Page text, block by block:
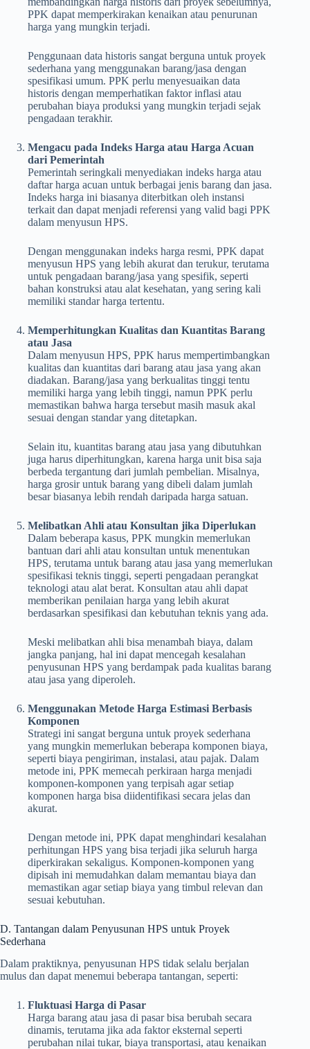
PPK dapat memperkirakan kenaikan atau penurunan
harga yang mungkin terjadi.
Penggunaan data historis sangat berguna untuk proyek
sederhana yang menggunakan barang/jasa dengan
spesifikasi umum. PPK perlu menyesuaikan data
historis dengan memperhatikan faktor inflasi atau
perubahan biaya produksi yang mungkin terjadi sejak
pengadaan terakhir.
Mengacu pada Indeks Harga atau Harga Acuan
dari Pemerintah
Pemerintah seringkali menyediakan indeks harga atau
daftar harga acuan untuk berbagai jenis barang dan jasa.
Indeks harga ini biasanya diterbitkan oleh instansi
terkait dan dapat menjadi referensi yang valid bagi PPK
dalam menyusun HPS.
Dengan menggunakan indeks harga resmi, PPK dapat
menyusun HPS yang lebih akurat dan terukur, terutama
untuk pengadaan barang/jasa yang spesifik, seperti
bahan konstruksi atau alat kesehatan, yang sering kali
memiliki standar harga tertentu.
Memperhitungkan Kualitas dan Kuantitas Barang
atau Jasa
Dalam menyusun HPS, PPK harus mempertimbangkan
kualitas dan kuantitas dari barang atau jasa yang akan
diadakan. Barang/jasa yang berkualitas tinggi tentu
memiliki harga yang lebih tinggi, namun PPK perlu
memastikan bahwa harga tersebut masih masuk akal
sesuai dengan standar yang ditetapkan.
Selain itu, kuantitas barang atau jasa yang dibutuhkan
juga harus diperhitungkan, karena harga unit bisa saja
berbeda tergantung dari jumlah pembelian. Misalnya,
harga grosir untuk barang yang dibeli dalam jumlah
besar biasanya lebih rendah daripada harga satuan.
Melibatkan Ahli atau Konsultan jika Diperlukan
Dalam beberapa kasus, PPK mungkin memerlukan
bantuan dari ahli atau konsultan untuk menentukan
HPS, terutama untuk barang atau jasa yang memerlukan
spesifikasi teknis tinggi, seperti pengadaan perangkat
teknologi atau alat berat. Konsultan atau ahli dapat
memberikan penilaian harga yang lebih akurat
berdasarkan spesifikasi dan kebutuhan teknis yang ada.
Meski melibatkan ahli bisa menambah biaya, dalam
jangka panjang, hal ini dapat mencegah kesalahan
penyusunan HPS yang berdampak pada kualitas barang
atau jasa yang diperoleh.
Menggunakan Metode Harga Estimasi Berbasis
Komponen
Strategi ini sangat berguna untuk proyek sederhana
yang mungkin memerlukan beberapa komponen biaya,
seperti biaya pengiriman, instalasi, atau pajak. Dalam
metode ini, PPK memecah perkiraan harga menjadi
komponen-komponen yang terpisah agar setiap
komponen harga bisa diidentifikasi secara jelas dan
akurat.
Dengan metode ini, PPK dapat menghindari kesalahan
perhitungan HPS yang bisa terjadi jika seluruh harga
diperkirakan sekaligus. Komponen-komponen yang
dipisah ini memudahkan dalam memantau biaya dan
memastikan agar setiap biaya yang timbul relevan dan
sesuai kebutuhan.
D. Tantangan dalam Penyusunan HPS untuk Proyek
Sederhana
Dalam praktiknya, penyusunan HPS tidak selalu berjalan
mulus dan dapat menemui beberapa tantangan, seperti:
Fluktuasi Harga di Pasar
Harga barang atau jasa di pasar bisa berubah secara
dinamis, terutama jika ada faktor eksternal seperti
perubahan nilai tukar, biaya transportasi, atau kenaikan